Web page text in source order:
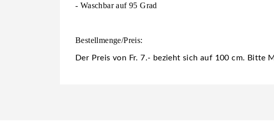
- Waschbar auf 95 Grad
Bestellmenge/Preis:
Der Preis von Fr. 7.- bezieht sich auf 100 cm. Bitte